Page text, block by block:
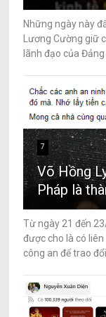
Những ngày này
Lương Cường giữ
lãnh đạo của Đảng
7
Võ Hồng
Pháp là
Từ ngày 21 đến
được cho là có
công an để trao đổi.